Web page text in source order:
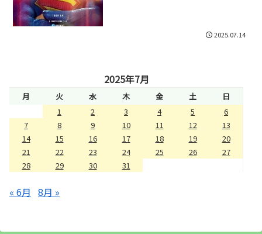
2025.07.14
2025年7月
月 火 水 木 金 土
日
1
2 3 4 5
6
7
8 9 10 11 12
13
14
15 16 17 18 19
20
21
22 23 24 25 26
27
28
29 30 31
« 6月 8月 »